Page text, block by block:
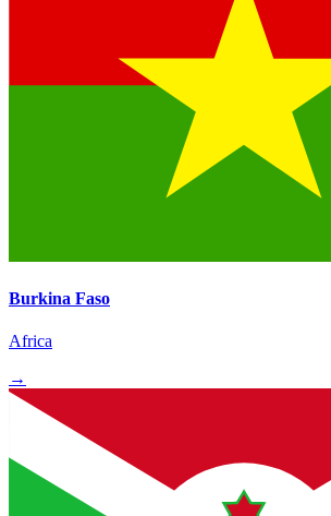
Burkina Faso
Africa
→